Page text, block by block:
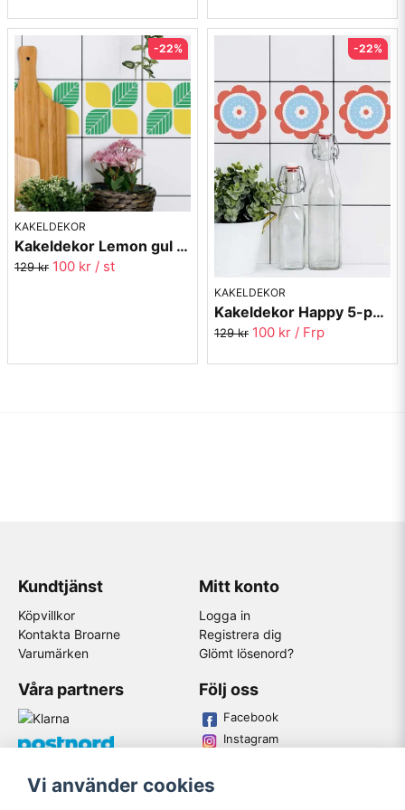
KAKELDEKOR
Kakeldekor Lemon gul 5-pack
129 kr 100 kr / st
-22%
KAKELDEKOR
Kakeldekor Happy 5-pack
129 kr 100 kr / Frp
-22%
Kundtjänst
Köpvillkor
Kontakta Broarne
Varumärken
Mitt konto
Logga in
Registrera dig
Glömt lösenord?
Våra partners Följ oss
Facebook
Instagram
Vi använder cookies